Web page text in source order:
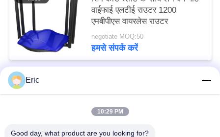
वाईफाई एलटीई राउटर 1200
एमबीपीएस वायरलेस राउटर
negotiate MOQ:50
हमसे संपर्क करें
लोकप्रिय श्रेणियां
Eric
10:29 PM
Good day, what product are you looking for?